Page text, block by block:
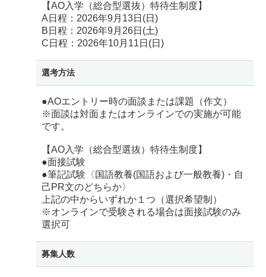
【AO入学（総合型選抜）特待生制度】
A日程：2026年9月13日(日)
B日程：2026年9月26日(土)
C日程：2026年10月11日(日)
選考方法
●AOエントリー時の面談または課題（作文）
※面談は対面またはオンラインでの実施が可能
です。
【AO入学（総合型選抜）特待生制度】
●面接試験
●筆記試験〈国語教養(国語および一般教養)・自
己PR文のどちらか〉
上記の中からいずれか１つ（選択希望制）
※オンラインで受験される場合は面接試験のみ
選択可
募集人数